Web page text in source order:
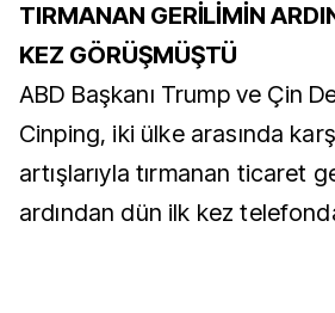
TIRMANAN GERİLİMİN
KEZ GÖRÜŞMÜŞTÜ
ABD Başkanı Trump ve Çin
Cinping, iki ülke arasında
artışlarıyla tırmanan ticaret
ardından dün ilk kez